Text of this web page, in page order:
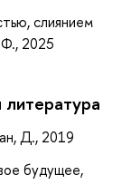
слиянием
2025
Д., 2019
будущее,